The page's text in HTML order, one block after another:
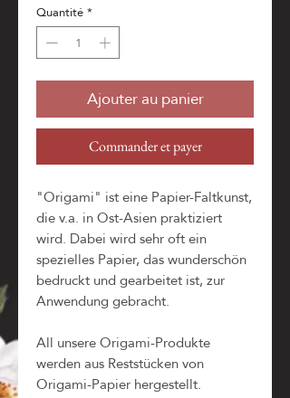
Quantité*
Ajouter au panier
Commander et payer
"Origami" ist eine Papier-Faltkunst,
die v.a. in Ost-Asien praktiziert
wird. Dabei wird sehr oft ein
spezielles Papier, das wunderschön
bedruckt und gearbeitet ist, zur
Anwendung gebracht.
All unsere Origami-Produkte
werden aus Reststücken von
Origami-Papier hergestellt.